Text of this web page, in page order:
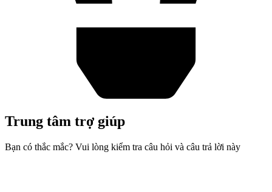
Trung tâm trợ giúp
Bạn có thắc mắc? Vui lòng kiểm tra câu hỏi và câu trả lời này